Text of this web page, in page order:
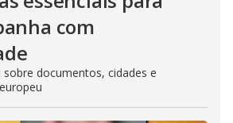
com
sobre documentos, cidades e